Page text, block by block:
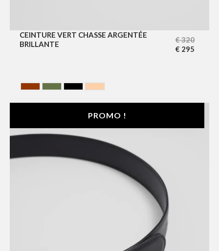
CEINTURE VERT CHASSE ARGENTÉE
BRILLANTE
€320
€ 295
PROMO !